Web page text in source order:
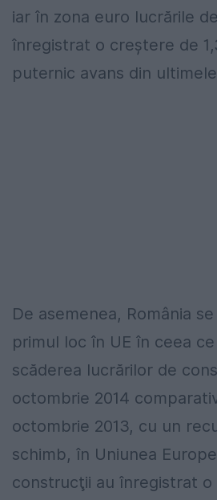
iar în zona euro lucrările
înregistrat o creştere de
puternic avans din
De asemenea, România
primul loc în UE în ceea
scăderea lucrărilor de
octombrie 2014
octombrie 2013, cu un
schimb, în Uniunea
construcţii au înregistrat o